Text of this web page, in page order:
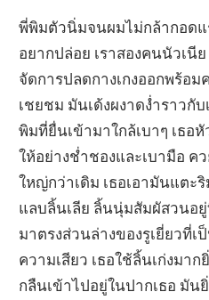
พี่พิมตัวนิ่มจนผมไม่กล้ากอด
อยากปล่อย เราสองคนนัวเนี
จัดการปลดกางเกงออกพร้อ
เชยชม มันเด้งผงาดง่ำราวกั
พิมที่ยื่นเข้ามาใกล้เบาๆ เธอ
ให้อย่างช่ำชองและเบามือ ค
ใหญ่กว่าเดิม เธอเอามันแตะ
แลบลิ้นเลีย ลิ้นนุ่มสัมผัสวนอ
มาตรงส่วนล่างของรูเยี่ยวที่
ความเสียว เธอใช้ลิ้นเก่งมา
กลืนเข้าไปอยู่ในปากเธอ มั